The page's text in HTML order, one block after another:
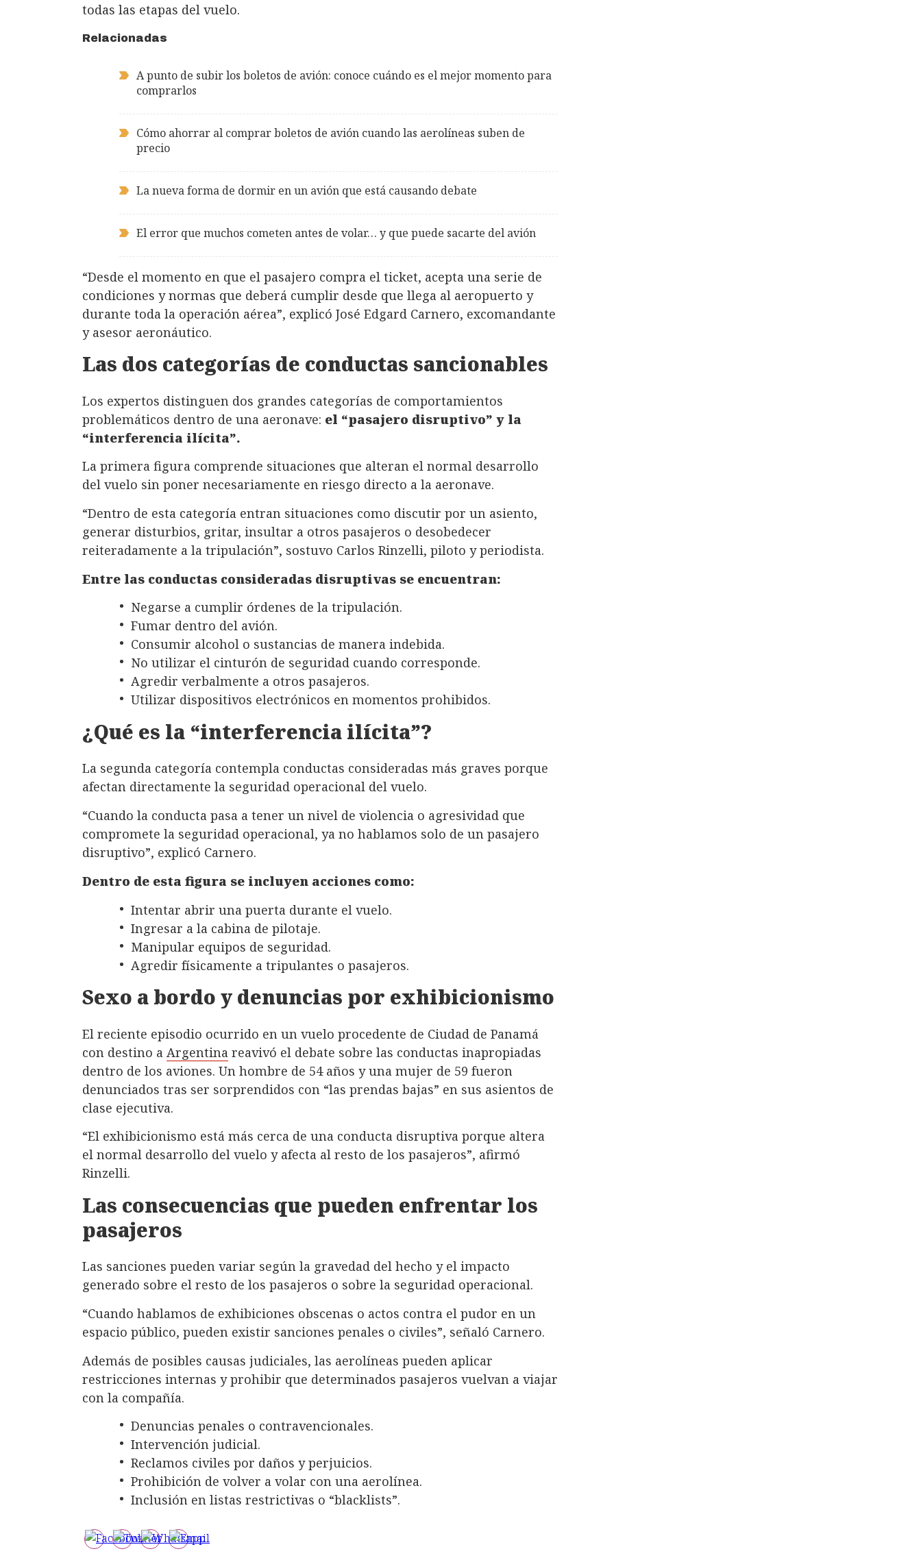
todas las etapas del vuelo.
Relacionadas
A punto de subir los boletos de avión: conoce cuándo es el mejor momento para
comprarlos
Cómo ahorrar al comprar boletos de avión cuando las aerolíneas suben de
precio
La nueva forma de dormir en un avión que está causando debate
El error que muchos cometen antes de volar… y que puede sacarte del avión
“Desde el momento en que el pasajero compra el ticket, acepta una serie de
condiciones y normas que deberá cumplir desde que llega al aeropuerto y
durante toda la operación aérea”, explicó José Edgard Carnero, excomandante
y asesor aeronáutico.
Las dos categorías de conductas sancionables
Los expertos distinguen dos grandes categorías de comportamientos
problemáticos dentro de una aeronave: el “pasajero disruptivo” y la
“interferencia ilícita”.
La primera figura comprende situaciones que alteran el normal desarrollo
del vuelo sin poner necesariamente en riesgo directo a la aeronave.
“Dentro de esta categoría entran situaciones como discutir por un asiento,
generar disturbios, gritar, insultar a otros pasajeros o desobedecer
reiteradamente a la tripulación”, sostuvo Carlos Rinzelli, piloto y periodista.
Entre las conductas consideradas disruptivas se encuentran:
Negarse a cumplir órdenes de la tripulación.
Fumar dentro del avión.
Consumir alcohol o sustancias de manera indebida.
No utilizar el cinturón de seguridad cuando corresponde.
Agredir verbalmente a otros pasajeros.
Utilizar dispositivos electrónicos en momentos prohibidos.
¿Qué es la “interferencia ilícita”?
La segunda categoría contempla conductas consideradas más graves porque
afectan directamente la seguridad operacional del vuelo.
“Cuando la conducta pasa a tener un nivel de violencia o agresividad que
compromete la seguridad operacional, ya no hablamos solo de un pasajero
disruptivo”, explicó Carnero.
Dentro de esta figura se incluyen acciones como:
Intentar abrir una puerta durante el vuelo.
Ingresar a la cabina de pilotaje.
Manipular equipos de seguridad.
Agredir físicamente a tripulantes o pasajeros.
Sexo a bordo y denuncias por exhibicionismo
El reciente episodio ocurrido en un vuelo procedente de Ciudad de Panamá
con destino a Argentina reavivó el debate sobre las conductas inapropiadas
dentro de los aviones. Un hombre de 54 años y una mujer de 59 fueron
denunciados tras ser sorprendidos con “las prendas bajas” en sus asientos de
clase ejecutiva.
“El exhibicionismo está más cerca de una conducta disruptiva porque altera
el normal desarrollo del vuelo y afecta al resto de los pasajeros”, afirmó
Rinzelli.
Las consecuencias que pueden enfrentar los
pasajeros
Las sanciones pueden variar según la gravedad del hecho y el impacto
generado sobre el resto de los pasajeros o sobre la seguridad operacional.
“Cuando hablamos de exhibiciones obscenas o actos contra el pudor en un
espacio público, pueden existir sanciones penales o civiles”, señaló Carnero.
Además de posibles causas judiciales, las aerolíneas pueden aplicar
restricciones internas y prohibir que determinados pasajeros vuelvan a viajar
con la compañía.
Denuncias penales o contravencionales.
Intervención judicial.
Reclamos civiles por daños y perjuicios.
Prohibición de volver a volar con una aerolínea.
Inclusión en listas restrictivas o “blacklists”.